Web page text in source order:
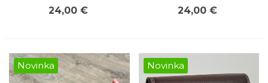
24,00 € 24,00 €
Novinka Novinka